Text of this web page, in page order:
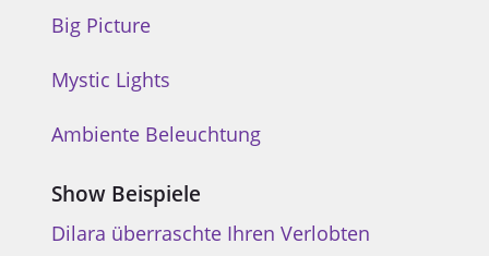
Big Picture
Mystic Lights
Ambiente Beleuchtung
Show Beispiele
Dilara überraschte Ihren Verlobten